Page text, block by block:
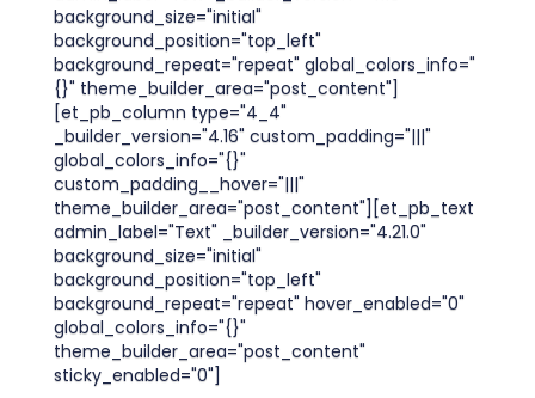
background_size="initial"
background_position="top_left"
background_repeat="repeat" global_colors_info="
{}" theme_builder_area="post_content"]
[et_pb_column type="4_4"
_builder_version="4.16" custom_padding="|||"
global_colors_info="{}"
custom_padding__hover="|||"
theme_builder_area="post_content"][et_pb_text
admin_label="Text" _builder_version="4.21.0"
background_size="initial"
background_position="top_left"
background_repeat="repeat" hover_enabled="0"
global_colors_info="{}"
theme_builder_area="post_content"
sticky_enabled="0"]